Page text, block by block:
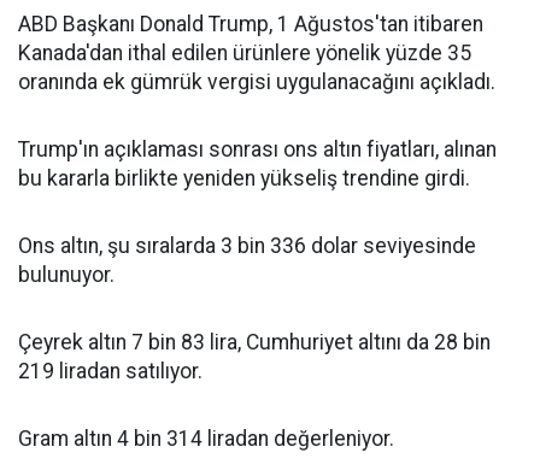
ABD Başkanı Donald Trump, 1 Ağustos'tan itibaren
Kanada'dan ithal edilen ürünlere yönelik yüzde 35
oranında ek gümrük vergisi uygulanacağını açıkladı.
Trump'ın açıklaması sonrası ons altın fiyatları, alınan
bu kararla birlikte yeniden yükseliş trendine girdi.
Ons altın, şu sıralarda 3 bin 336 dolar seviyesinde
bulunuyor.
Çeyrek altın 7 bin 83 lira, Cumhuriyet altını da 28 bin
219 liradan satılıyor.
Gram altın 4 bin 314 liradan değerleniyor.